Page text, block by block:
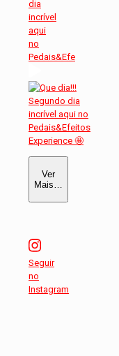
dia
incrível
aqui
no
Pedais&Efe
Ver
Mais…
Seguir
no
Instagram